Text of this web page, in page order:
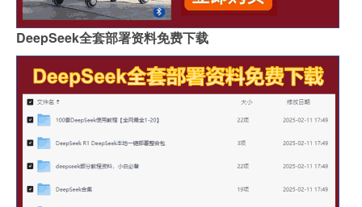
DeepSeek全套部署资料免费下载